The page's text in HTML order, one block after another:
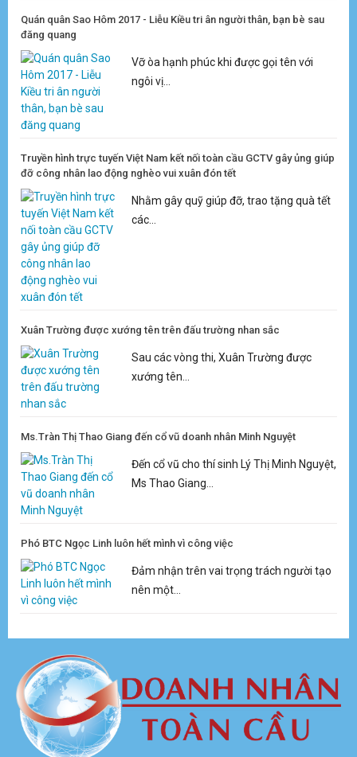
Quán quân Sao Hôm 2017 - Liễu Kiều tri ân người thân, bạn bè sau
đăng quang
Vỡ òa hạnh phúc khi được gọi tên với
ngôi vị...
Truyền hình trực tuyến Việt Nam kết nối toàn cầu GCTV gây ủng giúp
đỡ công nhân lao động nghèo vui xuân đón tết
Nhằm gây quỹ giúp đỡ, trao tặng quà tết
các...
Xuân Trường được xướng tên trên đấu trường nhan sắc
Sau các vòng thi, Xuân Trường được
xướng tên...
Ms.Tràn Thị Thao Giang đến cổ vũ doanh nhân Minh Nguyệt
Đến cổ vũ cho thí sinh Lý Thị Minh Nguyệt,
Ms Thao Giang...
Phó BTC Ngọc Linh luôn hết mình vì công việc
Đảm nhận trên vai trọng trách người tạo
nên một...